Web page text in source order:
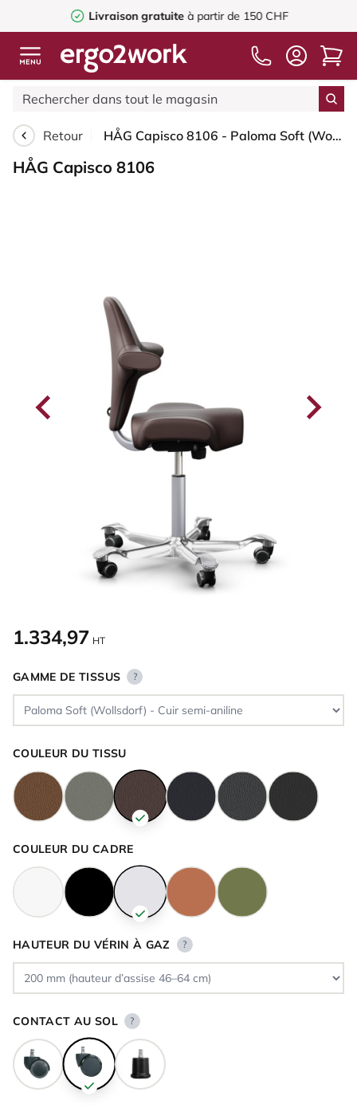
Livraison gratuiteà partir de 150 CHF
Retour HÅG Capisco 8106 - Paloma Soft (Wollsdorf) - Cuir semi-aniline - ATG55130 - Argent - 200 mm (hauteur d’assise 46–64 cm) - Roues dures pour sols souples
HÅG Capisco 8106
1.334,97 HT
GAMME DE TISSUS ?
COULEUR DU TISSU
COULEUR DU CADRE
HAUTEUR DU VÉRIN À GAZ ?
CONTACT AU SOL ?